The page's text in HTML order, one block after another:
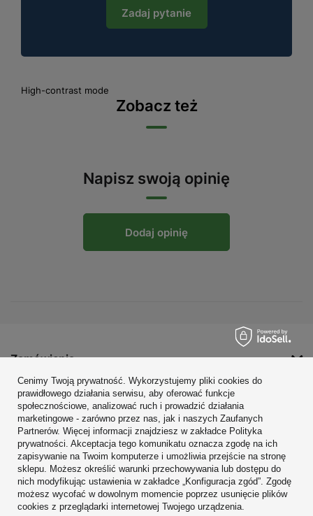
Zadaj pytanie
High-contrast mode
Zobacz też
Napisz swoją opinię
Dodaj opinię
Zamówienia
Konto
Regulaminy
Zobacz również
W sklepie prezentujemy ceny brutto (z VAT).
Cenimy Twoją prywatność. Wykorzystujemy pliki cookies do
prawidłowego działania serwisu, aby oferować funkcje
społecznościowe, analizować ruch i prowadzić działania
marketingowe - zarówno przez nas, jak i naszych Zaufanych
Partnerów. Więcej informacji znajdziesz w zakładce Polityka
prywatności. Akceptacja tego komunikatu oznacza zgodę na ich
zapisywanie na Twoim komputerze i umożliwia przejście na stronę
sklepu. Możesz określić warunki przechowywania lub dostępu do
nich modyfikując ustawienia w zakładce „Konfiguracja zgód”. Zgodę
możesz wycofać w dowolnym momencie poprzez usunięcie plików
cookies z przeglądarki internetowej Twojego urządzenia.